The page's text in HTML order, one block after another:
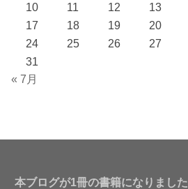
10
11 12 13
17
18 19 20
24
25 26 27
31
« 7月
本ブログが1冊の書籍になりました